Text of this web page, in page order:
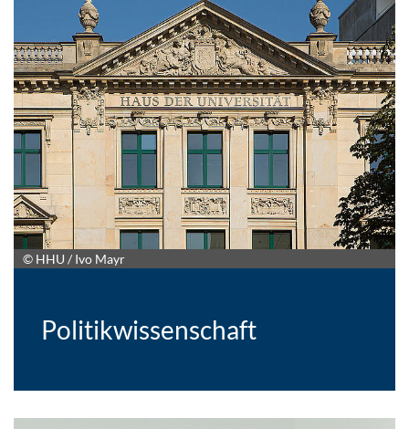
© HHU / Ivo Mayr
Politikwissenschaft